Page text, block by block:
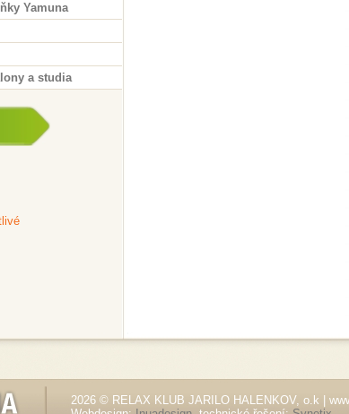
Yamuna
a studia
2026 © RELAX KLUB JARILO HALENKOV, o.k |